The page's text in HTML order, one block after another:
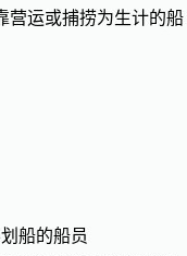
靠营运或捕捞为生计的船
船的船员